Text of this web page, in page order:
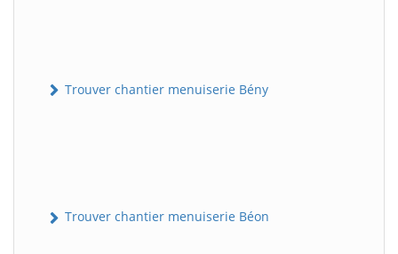
Trouver chantier menuiserie Bény
Trouver chantier menuiserie Béon